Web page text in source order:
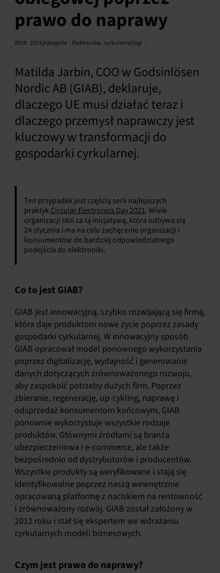
Polski
prawo do naprawy
0019 2021|Kategorie : Elektronika cyrkularna|Tagi :
Matilda Jarbin, COO w Godsinlösen
Nordic AB (GIAB), deklaruje,
dlaczego UE musi działać teraz i
dlaczego przemysł naprawczy jest
kluczowy w transformacji do
gospodarki cyrkularnej.
Ten przypadek jest częścią serii najlepszych
praktykCircular Electronics Day 2021. Wiele
organizacji stoi za tą inicjatywą, która odbywa się
24 stycznia i ma na celu zachęcenie organizacji i
konsumentów do bardziej odpowiedzialnego
podejścia do elektroniki.
Co to jest GIAB?
GIAB jest innowacyjną, szybko rozwijającą się firmą,
która daje produktom nowe życie poprzez zasady
gospodarki cyrkularnej. W innowacyjny sposób
GIAB opracował model ponownego wykorzystania
poprzez digitalizację, wydajność i generowanie
danych dotyczących zrównoważonego rozwoju,
aby zaspokoić potrzeby dużych firm. Poprzez
zbieranie, regenerację, up-cykling, naprawę i
odsprzedaż konsumentom końcowym, GIAB
ponownie wykorzystuje wszystkie rodzaje
produktów. Głównymi źródłami są branża
ubezpieczeniowa i e-commerce, ale także
bezpośrednio od dystrybutorów i producentów.
Wszystkie produkty są weryfikowane i stają się
identyfikowalne poprzez naszą wewnętrznie
opracowaną platformę z naciskiem na rentowność
i zrównoważony rozwój. GIAB został założony w
2012 roku i stał się ekspertem we wdrażaniu
cyrkularnych modeli biznesowych.
Czym jest prawo do naprawy?